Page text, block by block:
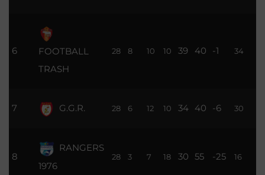
6
FOOTBALL
TRASH
28 8 10 10 39 40 -1 34
7 G.G.R. 28 6 12 10 34 40 -6 30
8
RANGERS
1976
28 3 7 18 30 55 -25 16